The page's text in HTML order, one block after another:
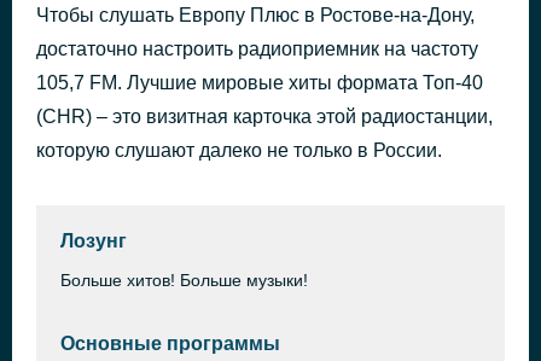
Чтобы слушать Европу Плюс в Ростове-на-Дону,
достаточно настроить радиоприемник на частоту
105,7 FM. Лучшие мировые хиты формата Топ-40
(CHR) – это визитная карточка этой радиостанции,
которую слушают далеко не только в России.
Лозунг
Больше хитов! Больше музыки!
Основные программы